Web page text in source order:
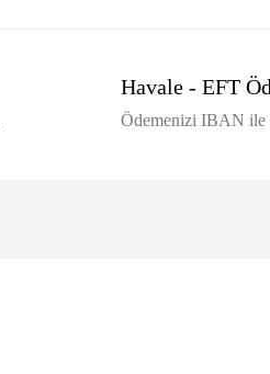
Havale - EFT
Ödemenizi IBAN ile